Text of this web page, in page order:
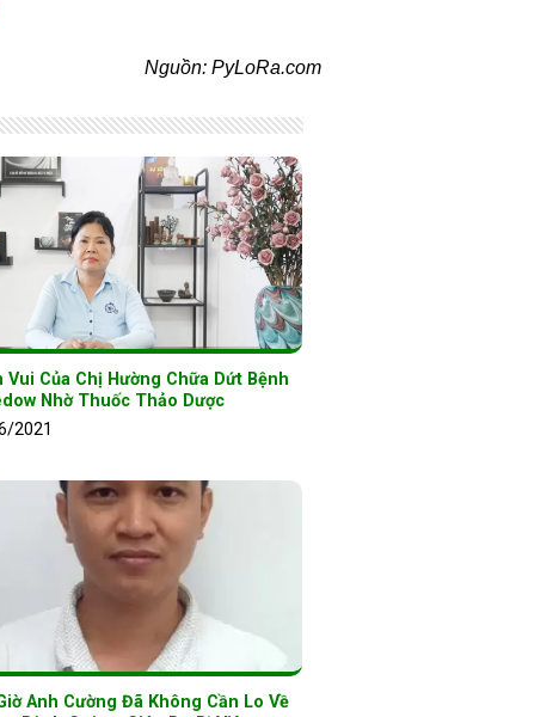
Nguồn: PyLoRa.com
Vui Của Chị Hường Chữa Dứt Bệnh
Nhờ Thuốc Thảo Dược
2021
Anh Cường Đã Không Cần Lo Về